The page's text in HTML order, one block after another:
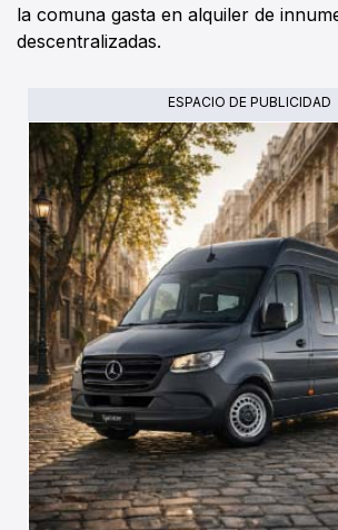
la comuna gasta en alquiler de
descentralizadas.
ESPACIO DE PUBLICIDAD